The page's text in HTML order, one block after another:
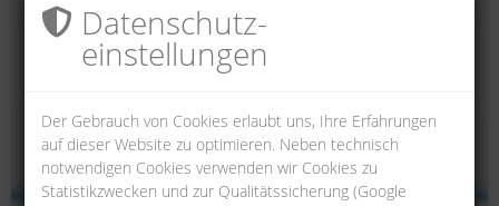
Datenschutz­
einstellungen
Der Gebrauch von Cookies erlaubt uns, Ihre Erfahrungen
auf dieser Website zu optimieren. Neben technisch
notwendigen Cookies verwenden wir Cookies zu
Statistikzwecken und zur Qualitätssicherung (Google